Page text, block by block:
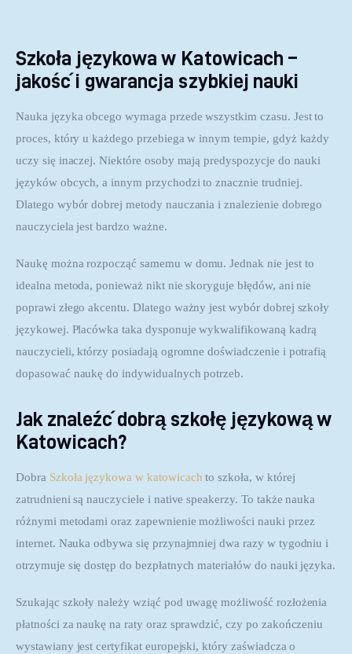
Szkoła językowa w Katowicach –
jakość i gwarancja szybkiej nauki
Nauka języka obcego wymaga przede wszystkim czasu. Jest to
proces, który u każdego przebiega w innym tempie, gdyż każdy
uczy się inaczej. Niektóre osoby mają predyspozycje do nauki
języków obcych, a innym przychodzi to znacznie trudniej.
Dlatego wybór dobrej metody nauczania i znalezienie dobrego
nauczyciela jest bardzo ważne.
Naukę można rozpocząć samemu w domu. Jednak nie jest to
idealna metoda, ponieważ nikt nie skoryguje błędów, ani nie
poprawi złego akcentu. Dlatego ważny jest wybór dobrej szkoły
językowej. Placówka taka dysponuje wykwalifikowaną kadrą
nauczycieli, którzy posiadają ogromne doświadczenie i potrafią
dopasować naukę do indywidualnych potrzeb.
Jak znaleźć dobrą szkołę językową w
Katowicach?
Dobra Szkoła językowa w katowicach to szkoła, w której
zatrudnieni są nauczyciele i native speakerzy. To także nauka
różnymi metodami oraz zapewnienie możliwości nauki przez
internet. Nauka odbywa się przynajmniej dwa razy w tygodniu i
otrzymuje się dostęp do bezpłatnych materiałów do nauki języka.
Szukając szkoły należy wziąć pod uwagę możliwość rozłożenia
płatności za naukę na raty oraz sprawdzić, czy po zakończeniu
wystawiany jest certyfikat europejski, który zaświadcza o